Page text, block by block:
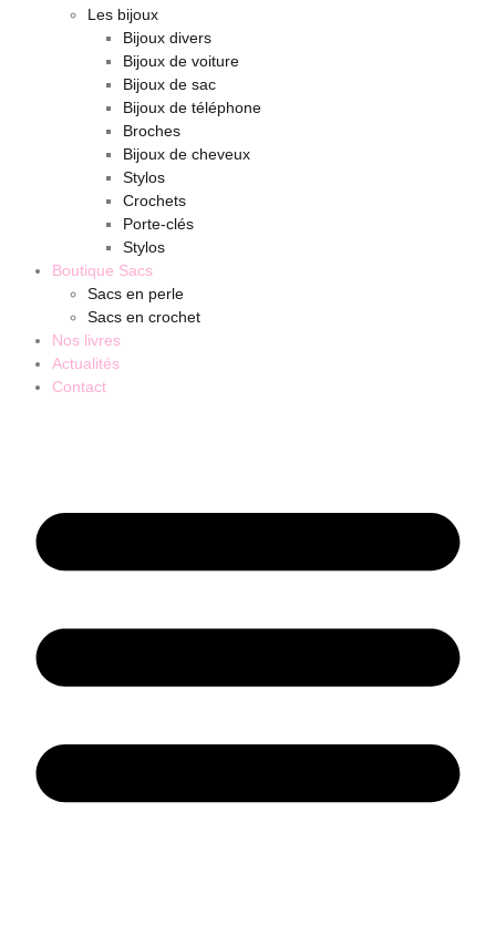
Les bijoux
Bijoux divers
Bijoux de voiture
Bijoux de sac
Bijoux de téléphone
Broches
Bijoux de cheveux
Stylos
Crochets
Porte-clés
Stylos
Boutique Sacs
Sacs en perle
Sacs en crochet
Nos livres
Actualités
Contact